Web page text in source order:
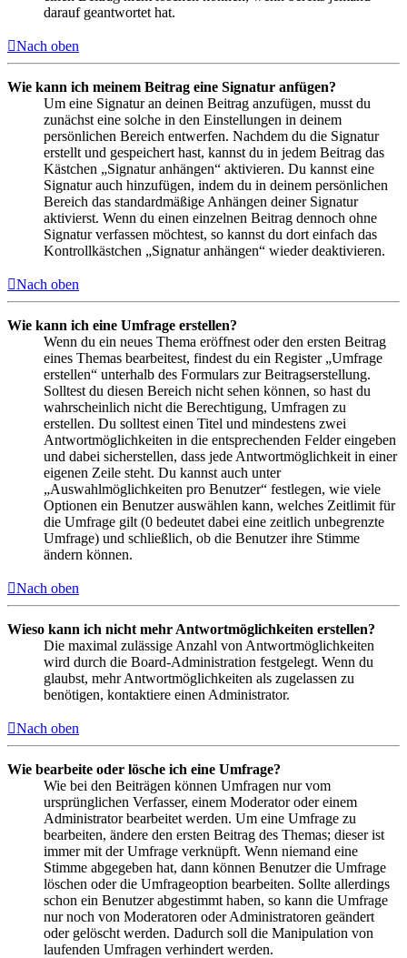
darauf geantwortet hat.
Nach oben
Wie kann ich meinem Beitrag eine Signatur anfügen?
Um eine Signatur an deinen Beitrag anzufügen, musst du
zunächst eine solche in den Einstellungen in deinem
persönlichen Bereich entwerfen. Nachdem du die Signatur
erstellt und gespeichert hast, kannst du in jedem Beitrag das
Kästchen „Signatur anhängen“ aktivieren. Du kannst eine
Signatur auch hinzufügen, indem du in deinem persönlichen
Bereich das standardmäßige Anhängen deiner Signatur
aktivierst. Wenn du einen einzelnen Beitrag dennoch ohne
Signatur verfassen möchtest, so kannst du dort einfach das
Kontrollkästchen „Signatur anhängen“ wieder deaktivieren.
Nach oben
Wie kann ich eine Umfrage erstellen?
Wenn du ein neues Thema eröffnest oder den ersten Beitrag
eines Themas bearbeitest, findest du ein Register „Umfrage
erstellen“ unterhalb des Formulars zur Beitragserstellung.
Solltest du diesen Bereich nicht sehen können, so hast du
wahrscheinlich nicht die Berechtigung, Umfragen zu
erstellen. Du solltest einen Titel und mindestens zwei
Antwortmöglichkeiten in die entsprechenden Felder eingeben
und dabei sicherstellen, dass jede Antwortmöglichkeit in einer
eigenen Zeile steht. Du kannst auch unter
„Auswahlmöglichkeiten pro Benutzer“ festlegen, wie viele
Optionen ein Benutzer auswählen kann, welches Zeitlimit für
die Umfrage gilt (0 bedeutet dabei eine zeitlich unbegrenzte
Umfrage) und schließlich, ob die Benutzer ihre Stimme
ändern können.
Nach oben
Wieso kann ich nicht mehr Antwortmöglichkeiten erstellen?
Die maximal zulässige Anzahl von Antwortmöglichkeiten
wird durch die Board-Administration festgelegt. Wenn du
glaubst, mehr Antwortmöglichkeiten als zugelassen zu
benötigen, kontaktiere einen Administrator.
Nach oben
Wie bearbeite oder lösche ich eine Umfrage?
Wie bei den Beiträgen können Umfragen nur vom
ursprünglichen Verfasser, einem Moderator oder einem
Administrator bearbeitet werden. Um eine Umfrage zu
bearbeiten, ändere den ersten Beitrag des Themas; dieser ist
immer mit der Umfrage verknüpft. Wenn niemand eine
Stimme abgegeben hat, dann können Benutzer die Umfrage
löschen oder die Umfrageoption bearbeiten. Sollte allerdings
schon ein Benutzer abgestimmt haben, so kann die Umfrage
nur noch von Moderatoren oder Administratoren geändert
oder gelöscht werden. Dadurch soll die Manipulation von
laufenden Umfragen verhindert werden.